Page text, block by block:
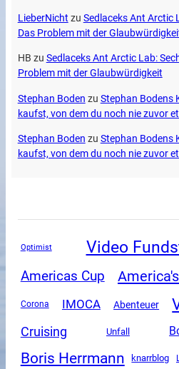
LieberNicht zu Sedlaceks Ant Arctic
Das Problem mit der
HB zu Sedlaceks Ant Arctic Lab:
Problem mit der Glaubwürdigkeit
Stephan Boden zu Stephan Bodens
kaufst, von dem du noch nie zuvor
Stephan Boden zu Stephan Bodens
kaufst, von dem du noch nie zuvor
Optimist Video
Americas Cup
Corona IMOCA Abenteuer
Cruising Unfall
Boris Herrmann knarrblog